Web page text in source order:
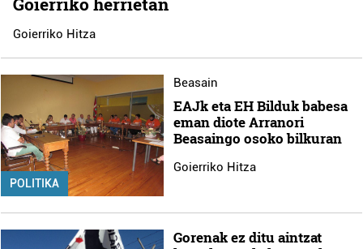
Goierriko Hitza
POLITIKA
Beasain
EAJk eta EH Bilduk babesa
eman diote Arranori
Beasaingo osoko bilkuran
Goierriko Hitza
Gorenak ez ditu aintzat